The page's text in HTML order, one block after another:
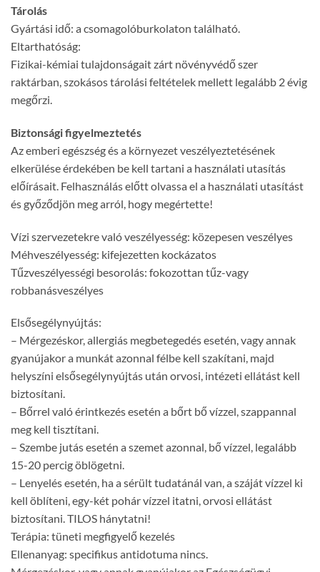
Tárolás
Gyártási idő: a csomagolóburkolaton található.
Eltarthatóság:
Fizikai-kémiai tulajdonságait zárt növényvédő szer
raktárban, szokásos tárolási feltételek mellett legalább 2 évig
megőrzi.
Biztonsági figyelmeztetés
Az emberi egészség és a környezet veszélyeztetésének
elkerülése érdekében be kell tartani a használati utasítás
előírásait. Felhasználás előtt olvassa el a használati utasítást
és győződjön meg arról, hogy megértette!
Vízi szervezetekre való veszélyesség: közepesen veszélyes
Méhveszélyesség: kifejezetten kockázatos
Tűzveszélyességi besorolás: fokozottan tűz-vagy
robbanásveszélyes
Elsősegélynyújtás:
– Mérgezéskor, allergiás megbetegedés esetén, vagy annak
gyanújakor a munkát azonnal félbe kell szakítani, majd
helyszíni elsősegélynyújtás után orvosi, intézeti ellátást kell
biztosítani.
– Bőrrel való érintkezés esetén a bőrt bő vízzel, szappannal
meg kell tisztítani.
– Szembe jutás esetén a szemet azonnal, bő vízzel, legalább
15-20 percig öblögetni.
– Lenyelés esetén, ha a sérült tudatánál van, a száját vízzel ki
kell öblíteni, egy-két pohár vízzel itatni, orvosi ellátást
biztosítani. TILOS hánytatni!
Terápia: tüneti megfigyelő kezelés
Ellenanyag: specifikus antidotuma nincs.